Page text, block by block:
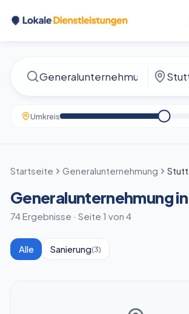
Umkreis
Startseite Generalunternehmung
Generalunternehmung
74 Ergebnisse · Seite 1 von 4
Alle Sanierung(3)